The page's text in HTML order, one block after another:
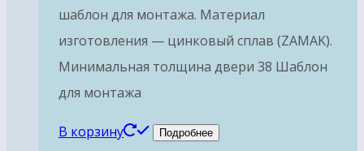
шаблон для монтажа. Материал
изготовления — цинковый сплав (ZAMAK).
Минимальная толщина двери 38 Шаблон
для монтажа
В корзину Подробнее